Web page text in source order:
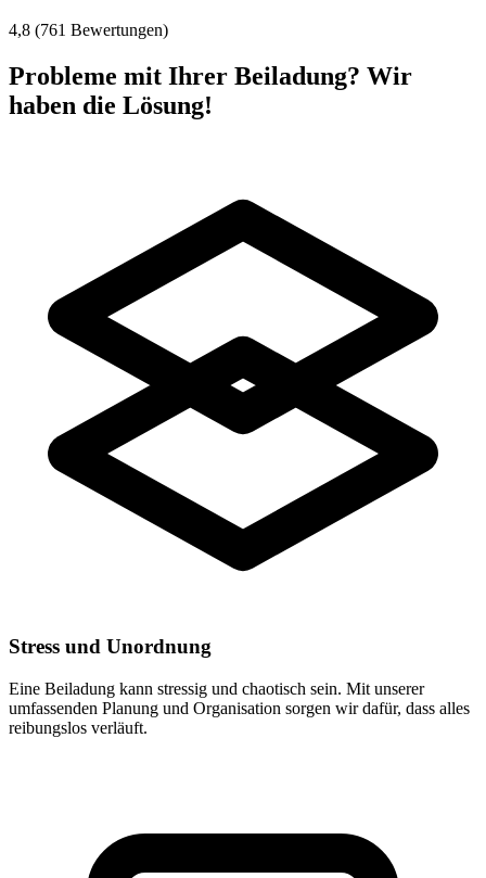
4,8 (761 Bewertungen)
Probleme mit Ihrer Beiladung? Wir
haben die Lösung!
Stress und Unordnung
Eine Beiladung kann stressig und chaotisch sein. Mit unserer
umfassenden Planung und Organisation sorgen wir dafür, dass alles
reibungslos verläuft.